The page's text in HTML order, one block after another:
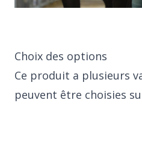
Choix des options
Ce produit a plusieurs
peuvent être choisies